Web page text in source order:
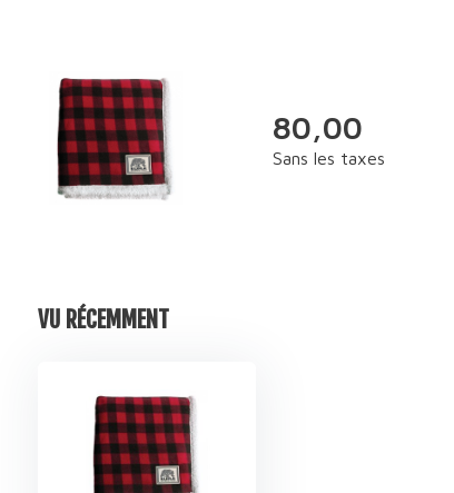
80,00
Sans les taxes
VU RÉCEMMENT